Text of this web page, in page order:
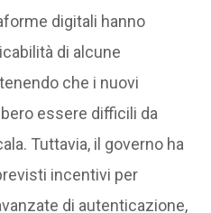
digitali hanno
di alcune
che i nuovi
essere difficili da
Tuttavia, il governo ha
incentivi per
di autenticazione,